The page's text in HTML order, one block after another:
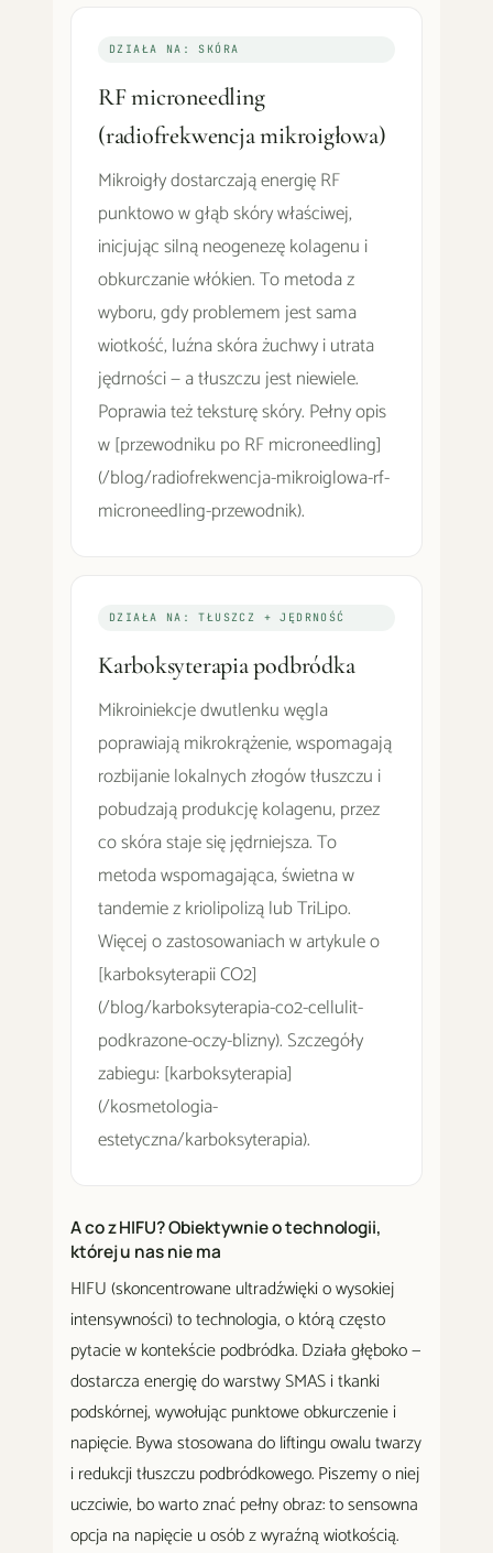
DZIAŁA NA: SKÓRA
RF microneedling
(radiofrekwencja mikroigłowa)
Mikroigły dostarczają energię RF
punktowo w głąb skóry właściwej,
inicjując silną neogenezę kolagenu i
obkurczanie włókien. To metoda z
wyboru, gdy problemem jest sama
wiotkość, luźna skóra żuchwy i utrata
jędrności — a tłuszczu jest niewiele.
Poprawia też teksturę skóry. Pełny opis
w [przewodniku po RF microneedling]
(/blog/radiofrekwencja-mikroiglowa-rf-
microneedling-przewodnik).
DZIAŁA NA: TŁUSZCZ + JĘDRNOŚĆ
Karboksyterapia podbródka
Mikroiniekcje dwutlenku węgla
poprawiają mikrokrążenie, wspomagają
rozbijanie lokalnych złogów tłuszczu i
pobudzają produkcję kolagenu, przez
co skóra staje się jędrniejsza. To
metoda wspomagająca, świetna w
tandemie z kriolipolizą lub TriLipo.
Więcej o zastosowaniach w artykule o
[karboksyterapii CO2]
(/blog/karboksyterapia-co2-cellulit-
podkrazone-oczy-blizny). Szczegóły
zabiegu: [karboksyterapia]
(/kosmetologia-
estetyczna/karboksyterapia).
A co z HIFU? Obiektywnie o technologii,
której u nas nie ma
HIFU (skoncentrowane ultradźwięki o wysokiej
intensywności) to technologia, o którą często
pytacie w kontekście podbródka. Działa głęboko —
dostarcza energię do warstwy SMAS i tkanki
podskórnej, wywołując punktowe obkurczenie i
napięcie. Bywa stosowana do liftingu owalu twarzy
i redukcji tłuszczu podbródkowego. Piszemy o niej
uczciwie, bo warto znać pełny obraz: to sensowna
opcja na napięcie u osób z wyraźną wiotkością.